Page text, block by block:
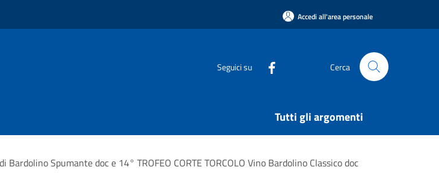
Accedi all'area personale
Seguici su Cerca
Tutti gli argomenti
Bardolino Spumante doc e 14° TROFEO CORTE TORCOLO Vino Bardolino Classico doc